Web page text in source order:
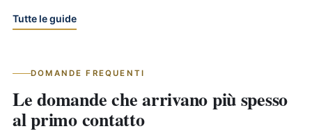
Tutte le guide
DOMANDE FREQUENTI
Le domande che arrivano più spesso
al primo contatto